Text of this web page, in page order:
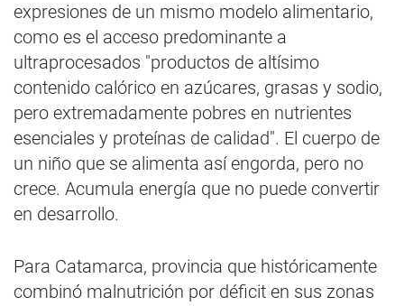
expresiones de un mismo modelo alimentario,
como es el acceso predominante a
ultraprocesados "productos de altísimo
contenido calórico en azúcares, grasas y sodio,
pero extremadamente pobres en nutrientes
esenciales y proteínas de calidad". El cuerpo de
un niño que se alimenta así engorda, pero no
crece. Acumula energía que no puede convertir
en desarrollo.
Para Catamarca, provincia que históricamente
combinó malnutrición por déficit en sus zonas